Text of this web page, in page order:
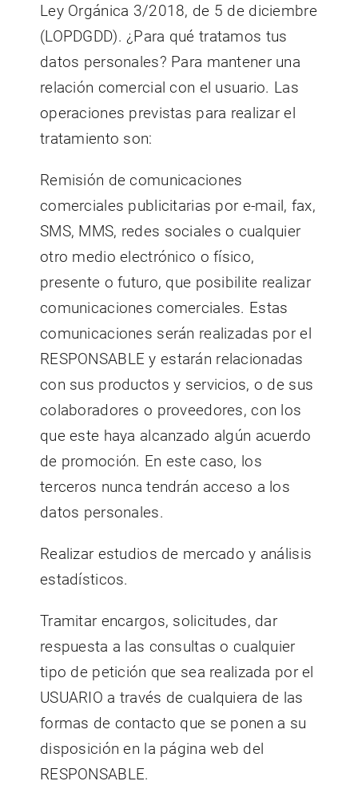
Ley Orgánica 3/2018, de 5 de diciembre
(LOPDGDD). ¿Para qué tratamos tus
datos personales? Para mantener una
relación comercial con el usuario. Las
operaciones previstas para realizar el
tratamiento son:
Remisión de comunicaciones
comerciales publicitarias por e-mail, fax,
SMS, MMS, redes sociales o cualquier
otro medio electrónico o físico,
presente o futuro, que posibilite realizar
comunicaciones comerciales. Estas
comunicaciones serán realizadas por el
RESPONSABLE y estarán relacionadas
con sus productos y servicios, o de sus
colaboradores o proveedores, con los
que este haya alcanzado algún acuerdo
de promoción. En este caso, los
terceros nunca tendrán acceso a los
datos personales.
Realizar estudios de mercado y análisis
estadísticos.
Tramitar encargos, solicitudes, dar
respuesta a las consultas o cualquier
tipo de petición que sea realizada por el
USUARIO a través de cualquiera de las
formas de contacto que se ponen a su
disposición en la página web del
RESPONSABLE.